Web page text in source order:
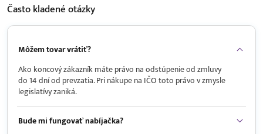
Často kladenéotázky
Môžem tovar vrátiť?
Ako koncový zákazník máte právo na odstúpenie od zmluvy
do 14 dní od prevzatia. Pri nákupe na IČO toto právo v zmysle
legislatívy zaniká.
Bude mi fungovať nabíjačka?